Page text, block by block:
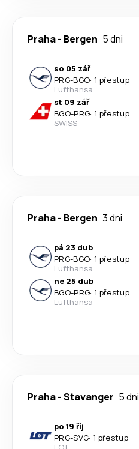
Praha- Bergen 5 dni
so 05 zář
PRG-BGO· 1 přestup
Lufthansa
st 09 zář
BGO-PRG· 1 přestup
SWISS
Praha- Bergen 3 dni
pá 23 dub
PRG-BGO· 1 přestup
Lufthansa
ne 25 dub
BGO-PRG· 1 přestup
Lufthansa
Praha-Stavanger 5 dni
po 19 říj
PRG-SVG· 1 přestup